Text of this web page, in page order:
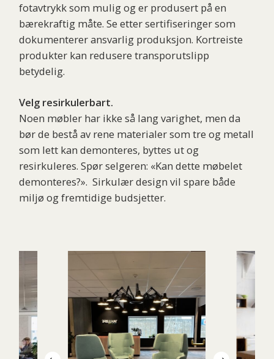
fotavtrykk som mulig og er produsert på en
bærekraftig måte. Se etter sertifiseringer som
dokumenterer ansvarlig produksjon. Kortreiste
produkter kan redusere transporutslipp
betydelig.
Velg resirkulerbart.
Noen møbler har ikke så lang varighet, men da
bør de bestå av rene materialer som tre og metall
som lett kan demonteres, byttes ut og
resirkuleres. Spør selgeren: «Kan dette møbelet
demonteres?». Sirkulær design vil spare både
miljø og fremtidige budsjetter.